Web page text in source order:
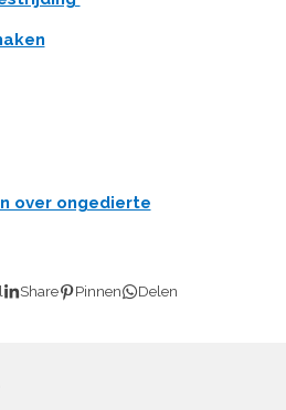
over ongedierte
Share Pinnen Delen